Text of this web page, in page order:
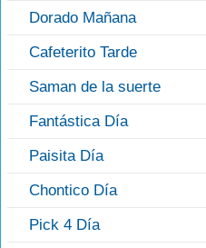
Dorado Mañana
Cafeterito Tarde
Saman de la suerte
Fantástica Día
Paisita Día
Chontico Día
Pick 4 Día